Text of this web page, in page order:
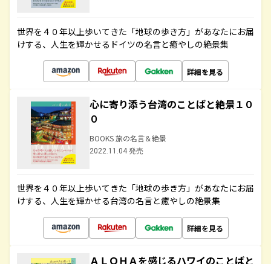
世界を４０年以上歩いてきた「地球の歩き方」があなたにお届
けする、人生を輝かせるドイツの名言と癒やしの絶景集
詳細を見る
心に寄り添う台湾のことばと絶景１０
０
BOOKS 旅の名言＆絶景
2022.11.04 発売
世界を４０年以上歩いてきた「地球の歩き方」があなたにお届
けする、人生を輝かせる台湾の名言と癒やしの絶景集
詳細を見る
ＡＬＯＨＡを感じるハワイのことばと